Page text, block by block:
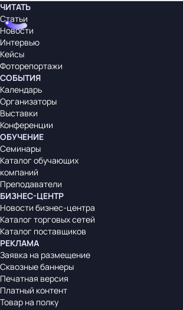
ЧИТАТЬ
Статьи
Новости
Интервью
Кейсы
Фоторепортажи
СОБЫТИЯ
Календарь
Организаторы
Выставки
Конференции
ОБУЧЕНИЕ
Семинары
Каталог обучающих
компаний
Преподаватели
БИЗНЕС-ЦЕНТР
Новости бизнес-центра
Каталог торговых сетей
Каталог поставщиков
РЕКЛАМА
Заявка на размещение
Сквозные баннеры
Печатная версия
Платный контент
Товар на полку